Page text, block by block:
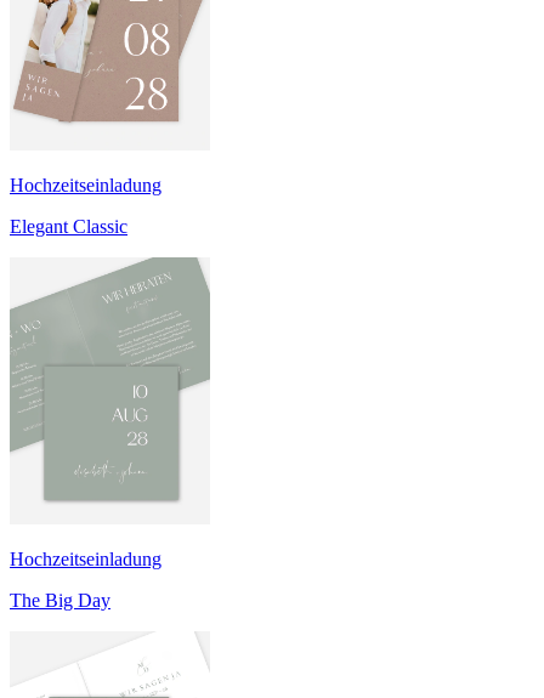
Hochzeitseinladung
Elegant Classic
Hochzeitseinladung
The Big Day